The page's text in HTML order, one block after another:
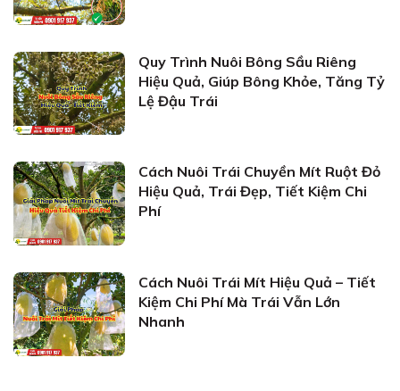
Quy Trình Nuôi Bông Sầu Riêng
Hiệu Quả, Giúp Bông Khỏe, Tăng Tỷ
Lệ Đậu Trái
Cách Nuôi Trái Chuyền Mít Ruột Đỏ
Hiệu Quả, Trái Đẹp, Tiết Kiệm Chi
Phí
Cách Nuôi Trái Mít Hiệu Quả – Tiết
Kiệm Chi Phí Mà Trái Vẫn Lớn
Nhanh